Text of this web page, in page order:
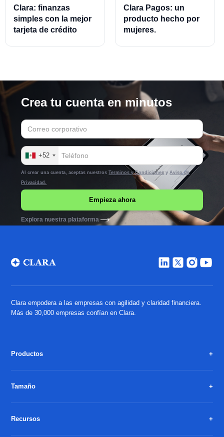
Clara: finanzas
simples con la mejor
tarjeta de crédito
Clara Pagos: un
producto hecho por
mujeres.
Crea tu cuenta en minutos
+52
Al crear una cuenta, aceptas nuestrosTerminos y CondicionesyAviso de
Privacidad.
Explora nuestra plataforma
Clara empodera a las empresas con agilidad y claridad financiera.
Más de 30,000 empresas confían en Clara.
Productos
Tamaño
Recursos